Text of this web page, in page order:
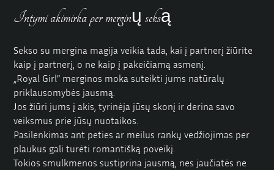
Intymi akimirka per merginų seksą
Sekso su mergina magija veikia tada, kai į partnerį žiūrite
kaip į partnerį, o ne kaip į pakeičiamą asmenį.
„Royal Girl” merginos moka suteikti jums natūralų
priklausomybės jausmą.
Jos žiūri jums į akis, tyrinėja jūsų skonį ir derina savo
veiksmus prie jūsų nuotaikos.
Pasilenkimas ant peties ar meilus rankų vedžiojimas per
plaukus gali turėti romantišką poveikį.
Tokios smulkmenos sustiprina jausmą, nes jaučiatės ne